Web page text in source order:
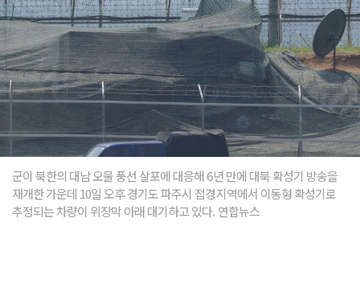
군이 북한의 대남 오물 풍선 살포에 대응해 6년 만에 대북 확성기 방송을
재개한 가운데 10일 오후 경기도 파주시 접경지역에서 이동형 확성기로
추정되는 차량이 위장막 아래 대기하고 있다. 연합뉴스